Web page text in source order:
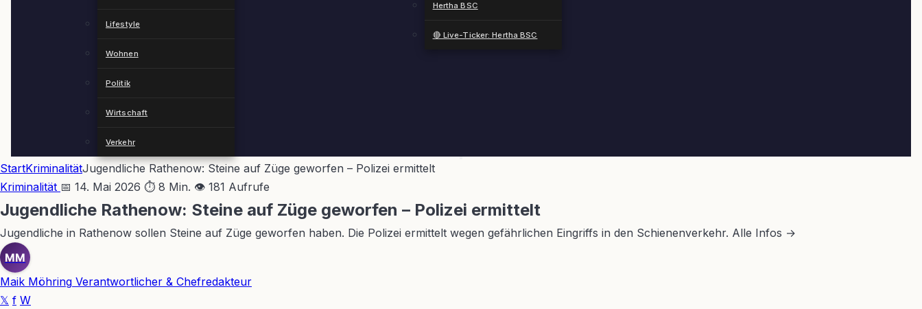
Lifestyle
Wohnen
Politik
Wirtschaft
Verkehr
Hertha BSC
🔴 Live-Ticker: Hertha BSC
StartKriminalitätJugendliche Rathenow: Steine auf Züge geworfen – Polizei ermittelt
Kriminalität 📅 14. Mai 2026 ⏱ 8 Min. 👁 181 Aufrufe
Jugendliche Rathenow: Steine auf Züge geworfen – Polizei ermittelt
Jugendliche in Rathenow sollen Steine auf Züge geworfen haben. Die Polizei ermittelt wegen gefährlichen Eingriffs in den Schienenverkehr. Alle Infos →
MM
Maik Möhring Verantwortlicher & Chefredakteur
𝕏 f W